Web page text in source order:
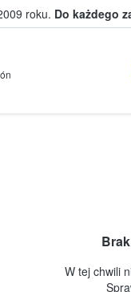
roku. Do każdego
i kibice
W tej chwili